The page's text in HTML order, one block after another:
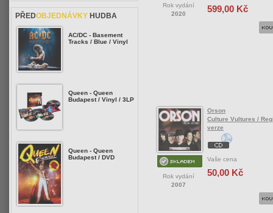
Rok vydání
2020
599,00 Kč
Rok vydání
2007
Orson
Culture Vultures /
verze
Vaše cena
50,00 Kč
PŘEDOBJEDNÁVKY HUDBA
AC/DC - Basement
Tracks / Blue / Vinyl
Queen - Queen
Budapest / Vinyl / 3LP
Queen - Queen
Budapest / DVD